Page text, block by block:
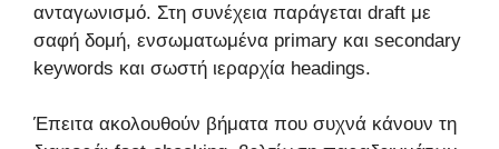
ανταγωνισμό. Στη συνέχεια παράγεται draft με
σαφή δομή, ενσωματωμένα primary και secondary
keywords και σωστή ιεραρχία headings.
Έπειτα ακολουθούν βήματα που συχνά κάνουν τη